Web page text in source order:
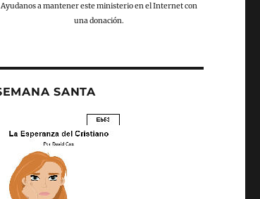
Ayudanos a mantener este ministerio en el Internet con
una donación.
SANTA